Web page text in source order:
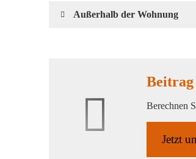
Außerhalb der Wohnung
Beitrag
Berechnen
Jetzt